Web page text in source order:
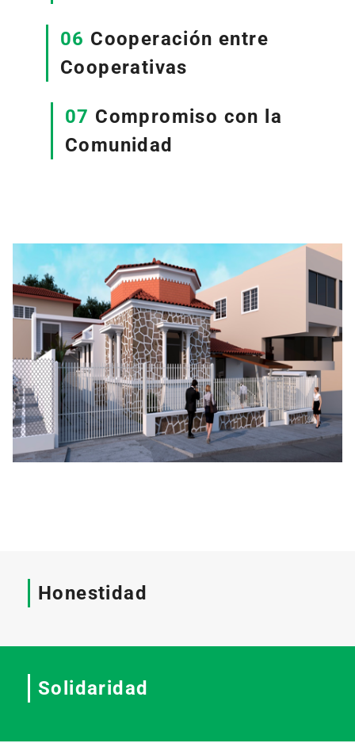
06 Cooperación entre
Cooperativas
07 Compromiso con la
Comunidad
Honestidad
Solidaridad